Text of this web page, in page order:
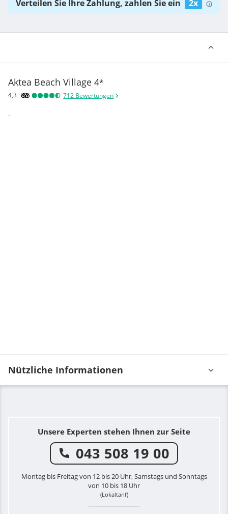
Verteilen Sie Ihre Zahlung, zahlen Sie ein 2x
Aktea Beach Village 4*
4,3 712 Bewertungen
-
Nützliche Informationen
Unsere Experten stehen Ihnen zur Seite
043 508 19 00
Montag bis Freitag von 12 bis 20 Uhr, Samstags und Sonntags
von 10 bis 18 Uhr
(Lokaltarif)